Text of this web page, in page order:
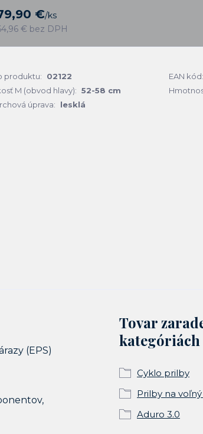
€/ks
€ bez DPH
produktu: 02122 EAN kód:
M (obvod hlavy): 52-58 cm
úprava:
lesklá
(EPS)
Tovar
kategóriách
Cyklo prilby
Prilby na voľný
Aduro 3.0